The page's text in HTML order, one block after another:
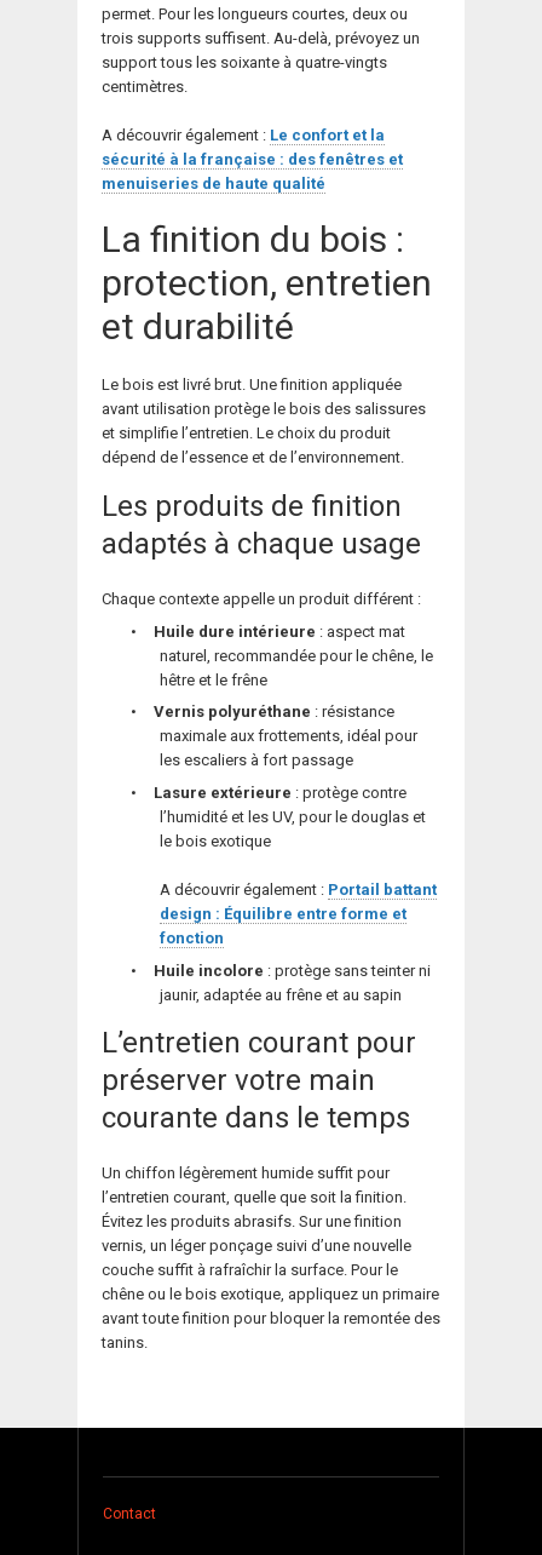
permet. Pour les longueurs courtes, deux ou
trois supports suffisent. Au-delà, prévoyez un
support tous les soixante à quatre-vingts
centimètres.
A découvrir également : Le confort et la
sécurité à la française : des fenêtres et
menuiseries de haute qualité
La finition du bois :
protection, entretien
et durabilité
Le bois est livré brut. Une finition appliquée
avant utilisation protège le bois des salissures
et simplifie l’entretien. Le choix du produit
dépend de l’essence et de l’environnement.
Les produits de finition
adaptés à chaque usage
Chaque contexte appelle un produit différent :
•
Huile dure intérieure : aspect mat
naturel, recommandée pour le chêne, le
hêtre et le frêne
•
Vernis polyuréthane : résistance
maximale aux frottements, idéal pour
les escaliers à fort passage
•
Lasure extérieure : protège contre
l’humidité et les UV, pour le douglas et
le bois exotique
A découvrir également : Portail battant
design : Équilibre entre forme et
fonction
•
Huile incolore : protège sans teinter ni
jaunir, adaptée au frêne et au sapin
L’entretien courant pour
préserver votre main
courante dans le temps
Un chiffon légèrement humide suffit pour
l’entretien courant, quelle que soit la finition.
Évitez les produits abrasifs. Sur une finition
vernis, un léger ponçage suivi d’une nouvelle
couche suffit à rafraîchir la surface. Pour le
chêne ou le bois exotique, appliquez un primaire
avant toute finition pour bloquer la remontée des
tanins.
Contact